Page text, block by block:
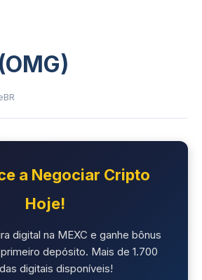
a Negociar Cripto
Hoje!
digital na MEXC e ganhe bônus
depósito. Mais de 1.700
digitais disponíveis!